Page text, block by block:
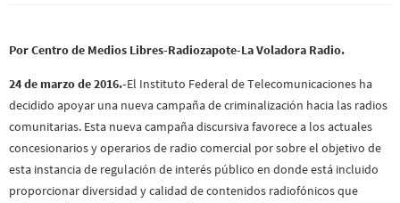
Por Centro de Medios Libres-Radiozapote-La Voladora Radio.
24 de marzo de 2016.-El Instituto Federal de Telecomunicaciones ha
decidido apoyar una nueva campaña de criminalización hacia las radios
comunitarias. Esta nueva campaña discursiva favorece a los actuales
concesionarios y operarios de radio comercial por sobre el objetivo de
esta instancia de regulación de interés público en donde está incluido
proporcionar diversidad y calidad de contenidos radiofónicos que